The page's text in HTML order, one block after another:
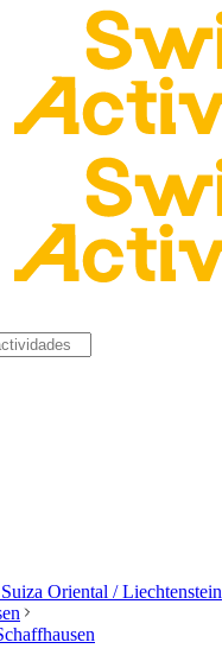
Oriental / Liechtenstein